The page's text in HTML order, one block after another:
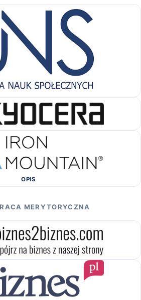
OPIS
MERYTORYCZNA